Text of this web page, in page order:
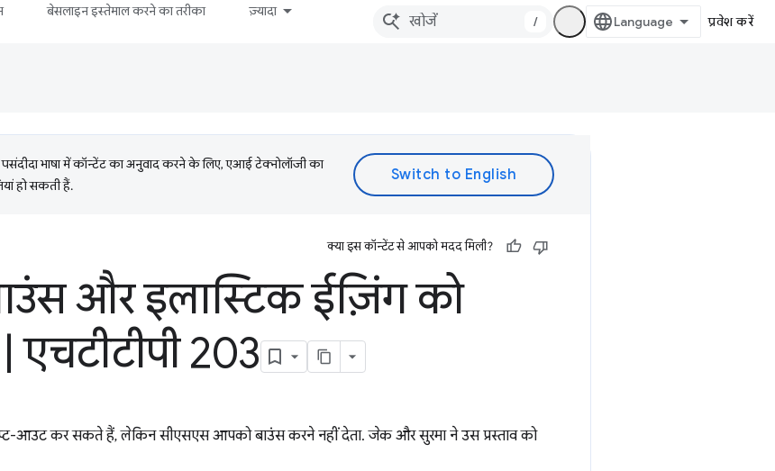
बेसलाइन इस्तेमाल करने का तरीका ज़्यादा
/ प्रवेश करें
भाषा में कॉन्टेंट का अनुवाद करने के लिए, एआई टेक्नोलॉजी का
हो सकती हैं.
क्या इस कॉन्टेंट से आपको मदद मिली?
और इलास्टिक ईज़िंग को
एचटीटीपी 203
कर सकते हैं, लेकिन सीएसएस आपको बाउंस करने नहीं देता. जेक और सुरमा ने उस प्रस्ताव को